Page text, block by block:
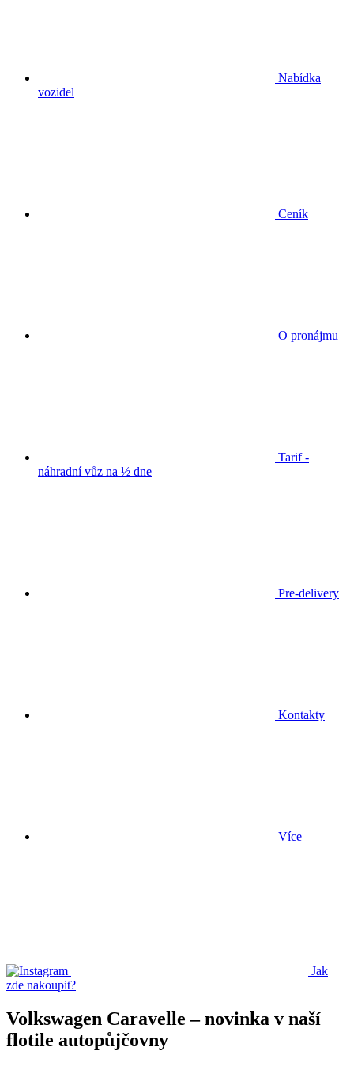
Nabídka
vozidel
Ceník
O pronájmu
Tarif -
náhradní vůz na ½ dne
Pre-delivery
Kontakty
Více
Jak
zde nakoupit?
Volkswagen Caravelle – novinka v naší
flotile autopůjčovny